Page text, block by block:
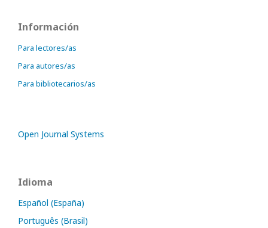
Información
Para lectores/as
Para autores/as
Para bibliotecarios/as
Open Journal Systems
Idioma
Español (España)
Português (Brasil)